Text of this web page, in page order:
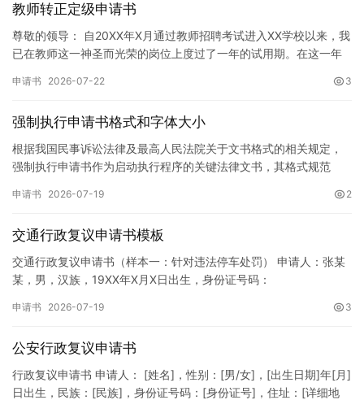
教师转正定级申请书
尊敬的领导： 自20XX年X月通过教师招聘考试进入XX学校以来，我
已在教师这一神圣而光荣的岗位上度过了一年的试用期。在这一年
申请书 2026-07-22 3
强制执行申请书格式和字体大小
根据我国民事诉讼法律及最高人民法院关于文书格式的相关规定，
强制执行申请书作为启动执行程序的关键法律文书，其格式规范
纸张与…
申请书 2026-07-19 2
交通行政复议申请书模板
交通行政复议申请书（样本一：针对违法停车处罚） 申请人：张某
某，男，汉族，19XX年X月X日出生，身份证号码：
申请书 2026-07-19 3
公安行政复议申请书
行政复议申请书 申请人： [姓名]，性别：[男/女]，[出生日期]年[月]
日出生，民族：[民族]，身份证号码：[身份证号]，住址：[详细地